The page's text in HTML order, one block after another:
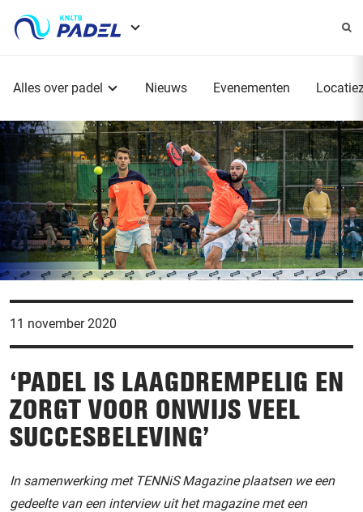
Alles over padel Nieuws Evenementen
11 november 2020
‘PADEL IS LAAGDREMPELIG EN
ZORGT VOOR ONWIJS VEEL
SUCCESBELEVING’
In samenwerking met TENNiS Magazine plaatsen we een
gedeelte van een interview uit het magazine met een